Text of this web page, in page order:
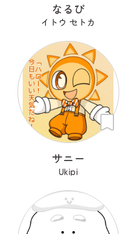
なるぴ
イトウ セトカ
サニー
Ukipi